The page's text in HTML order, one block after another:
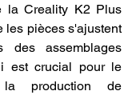
la Creality K2 Plus
les pièces s'ajustent
des assemblages
est crucial pour le
production de